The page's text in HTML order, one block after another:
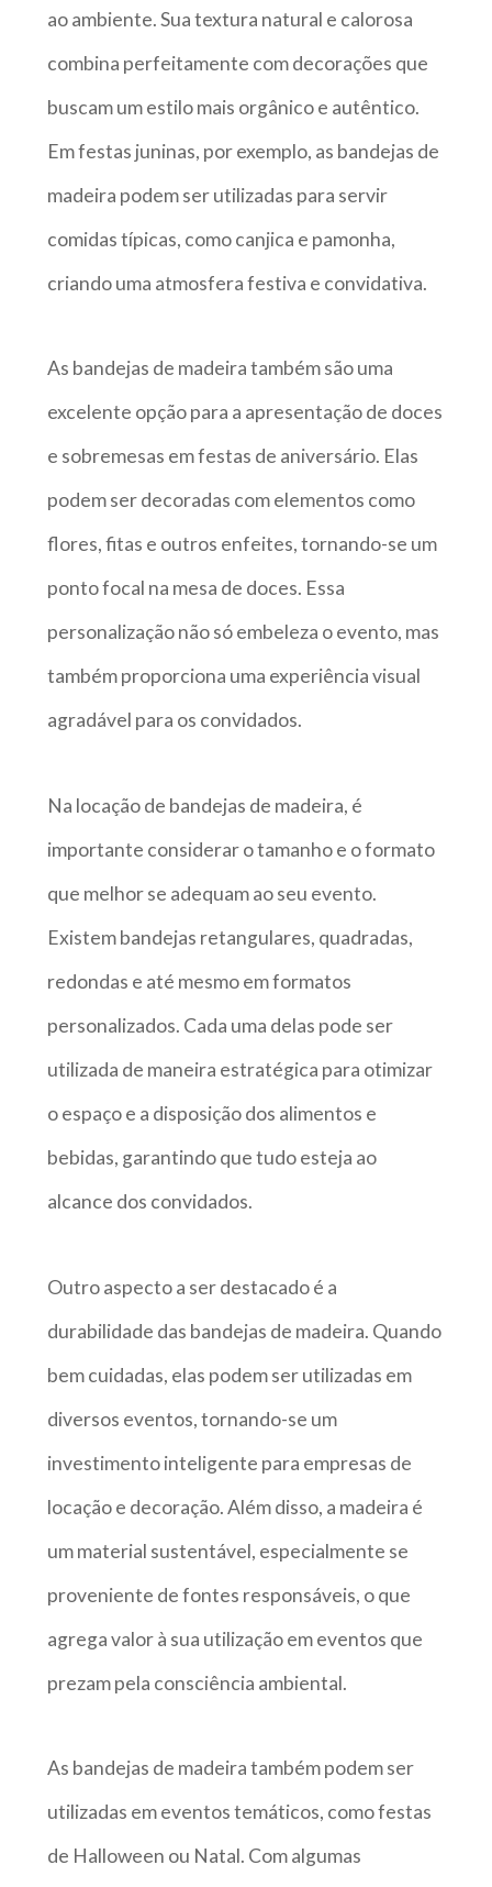
ao ambiente. Sua textura natural e calorosa
combina perfeitamente com decorações que
buscam um estilo mais orgânico e autêntico.
Em festas juninas, por exemplo, as bandejas de
madeira podem ser utilizadas para servir
comidas típicas, como canjica e pamonha,
criando uma atmosfera festiva e convidativa.
As bandejas de madeira também são uma
excelente opção para a apresentação de doces
e sobremesas em festas de aniversário. Elas
podem ser decoradas com elementos como
flores, fitas e outros enfeites, tornando-se um
ponto focal na mesa de doces. Essa
personalização não só embeleza o evento, mas
também proporciona uma experiência visual
agradável para os convidados.
Na locação de bandejas de madeira, é
importante considerar o tamanho e o formato
que melhor se adequam ao seu evento.
Existem bandejas retangulares, quadradas,
redondas e até mesmo em formatos
personalizados. Cada uma delas pode ser
utilizada de maneira estratégica para otimizar
o espaço e a disposição dos alimentos e
bebidas, garantindo que tudo esteja ao
alcance dos convidados.
Outro aspecto a ser destacado é a
durabilidade das bandejas de madeira. Quando
bem cuidadas, elas podem ser utilizadas em
diversos eventos, tornando-se um
investimento inteligente para empresas de
locação e decoração. Além disso, a madeira é
um material sustentável, especialmente se
proveniente de fontes responsáveis, o que
agrega valor à sua utilização em eventos que
prezam pela consciência ambiental.
As bandejas de madeira também podem ser
utilizadas em eventos temáticos, como festas
de Halloween ou Natal. Com algumas